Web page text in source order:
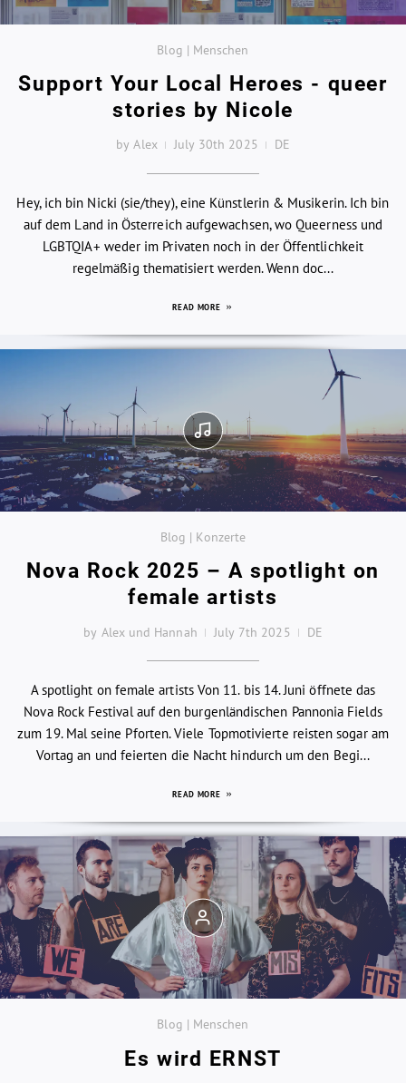
Blog | Menschen
Support Your Local Heroes - queer
stories by Nicole
by Alex July 30th 2025 DE
Hey, ich bin Nicki (sie/they), eine Künstlerin & Musikerin. Ich bin
auf dem Land in Österreich aufgewachsen, wo Queerness und
LGBTQIA+ weder im Privaten noch in der Öffentlichkeit
regelmäßig thematisiert werden. Wenn doc...
READ MORE
Blog | Konzerte
Nova Rock 2025 – A spotlight on
female artists
by Alex und Hannah July 7th 2025 DE
A spotlight on female artists Von 11. bis 14. Juni öffnete das
Nova Rock Festival auf den burgenländischen Pannonia Fields
zum 19. Mal seine Pforten. Viele Topmotivierte reisten sogar am
Vortag an und feierten die Nacht hindurch um den Begi...
READ MORE
Blog | Menschen
Es wird ERNST